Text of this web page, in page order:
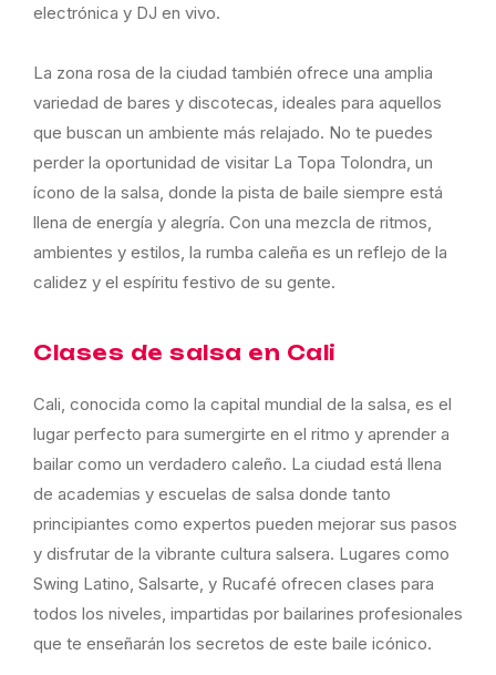
electrónica y DJ en vivo.
La zona rosa de la ciudad también ofrece una amplia
variedad de bares y discotecas, ideales para aquellos
que buscan un ambiente más relajado. No te puedes
perder la oportunidad de visitar La Topa Tolondra, un
ícono de la salsa, donde la pista de baile siempre está
llena de energía y alegría. Con una mezcla de ritmos,
ambientes y estilos, la rumba caleña es un reflejo de la
calidez y el espíritu festivo de su gente.
Clases de salsa en Cali
Cali, conocida como la capital mundial de la salsa, es el
lugar perfecto para sumergirte en el ritmo y aprender a
bailar como un verdadero caleño. La ciudad está llena
de academias y escuelas de salsa donde tanto
principiantes como expertos pueden mejorar sus pasos
y disfrutar de la vibrante cultura salsera. Lugares como
Swing Latino, Salsarte, y Rucafé ofrecen clases para
todos los niveles, impartidas por bailarines profesionales
que te enseñarán los secretos de este baile icónico.